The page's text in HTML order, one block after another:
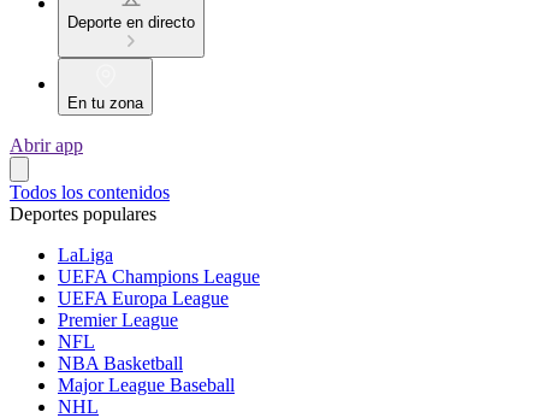
Deporte en directo
En tu zona
Abrir app
Todos los contenidos
Deportes populares
LaLiga
UEFA Champions League
UEFA Europa League
Premier League
NFL
NBA Basketball
Major League Baseball
NHL